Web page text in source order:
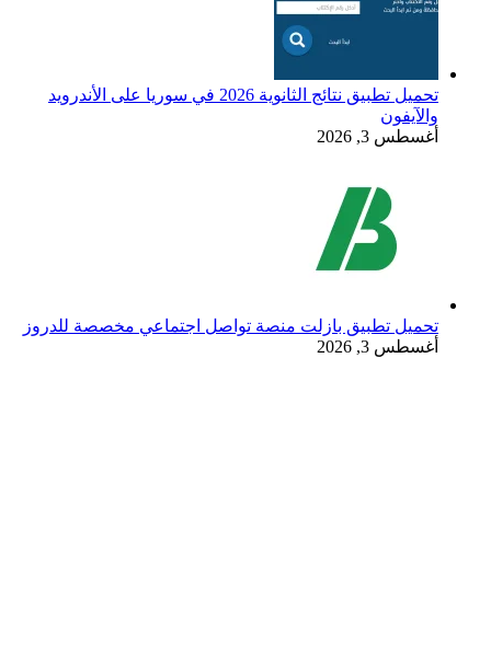
تحميل تطبيق نتائج الثانوية 2026 في سوريا على الأندرويد
والآيفون
أغسطس 3, 2026
تحميل تطبيق بازلت منصة تواصل اجتماعي مخصصة للدروز
أغسطس 3, 2026